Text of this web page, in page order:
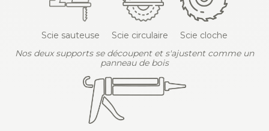
Scie sauteuse Scie circulaire
Scie cloche
Nos deux supports se découpent et s'ajustent comme un
panneau de bois